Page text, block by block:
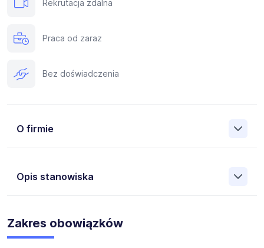
Rekrutacja zdalna
Praca od zaraz
Bez doświadczenia
O firmie
niepełnosprawne na różnych stanowiskach. Zatrudnianie
osób z niepełnosprawnościami oraz promowanie ich
powodzeniem realizujemy od wielu lat.
Opis stanowiska
poszukujemy kandydatów z
niepełnosprawności, na stanowisko
Tradycyjna (K,M) w miejscowości Kleszczów.
Zakres obowiązków